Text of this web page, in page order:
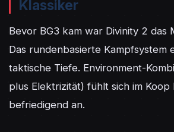
Klassiker
Bevor BG3 kam war Divinity 2 das
Das rundenbasierte Kampfsystem
taktische Tiefe. Environment-
plus Elektrizität) fühlt sich im Koop
befriedigend an.